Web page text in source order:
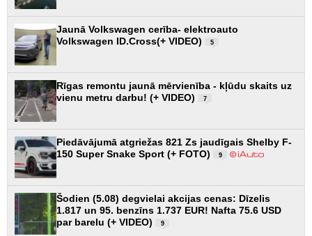
Jaunā Volkswagen cerība- elektroauto
Volkswagen ID.Cross(+ VIDEO)
5
Rīgas remontu jaunā mērvienība - kļūdu skaits uz
vienu metru darbu! (+ VIDEO)
7
Piedāvājumā atgriežas 821 Zs jaudīgais Shelby F-
150 Super Snake Sport (+ FOTO)
9
Šodien (5.08) degvielai akcijas cenas: Dīzelis
1.817 un 95. benzīns 1.737 EUR! Nafta 75.6 USD
par barelu (+ VIDEO)
9